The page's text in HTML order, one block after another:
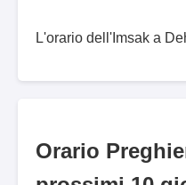
L'orario dell'Imsak a
Orario